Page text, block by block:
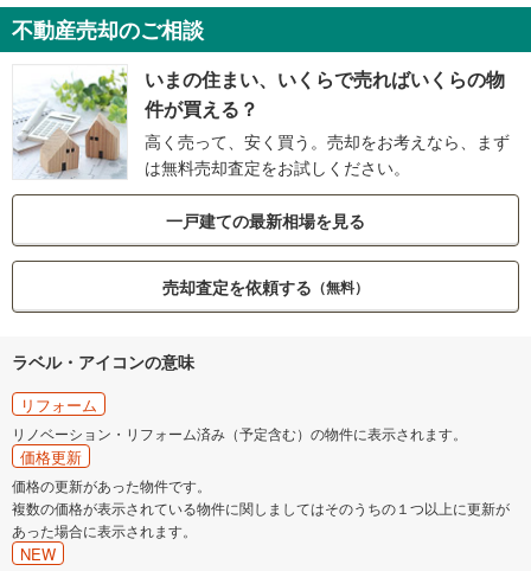
不動産売却のご相談
いまの住まい、いくらで売ればいくらの物
件が買える？
高く売って、安く買う。売却をお考えなら、まず
は無料売却査定をお試しください。
一戸建ての最新相場を見る
売却査定を依頼する （無料）
ラベル・アイコンの意味
リフォーム
リノベーション・リフォーム済み（予定含む）の物件に表示されます。
価格更新
価格の更新があった物件です。
複数の価格が表示されている物件に関しましてはそのうちの１つ以上に更新が
あった場合に表示されます。
NEW